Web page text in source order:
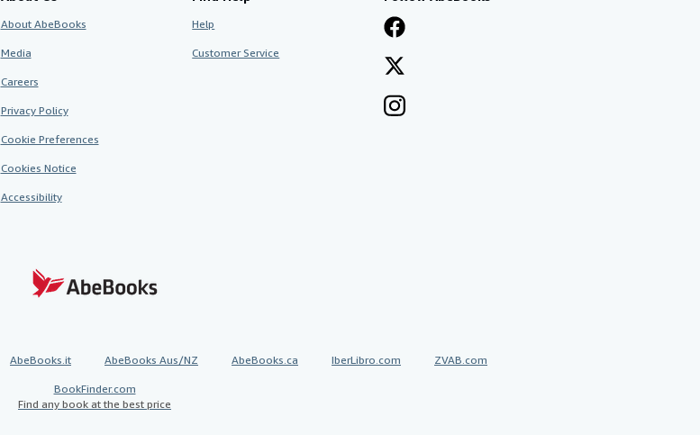
About AbeBooks
Media
Careers
Privacy Policy
Cookie Preferences
Cookies Notice
Accessibility
Help
Customer Service
AbeBooks.it AbeBooks Aus/NZ AbeBooks.ca IberLibro.com ZVAB.com
BookFinder.com
Find any book at the best price